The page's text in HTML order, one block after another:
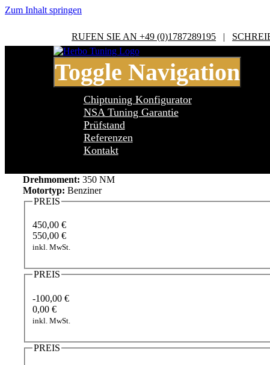
Zum Inhalt springen
RUFEN SIE AN +49 (0)1787289195 |
Toggle Navigation
Chiptuning Konfigurator
NSA Tuning Garantie
Prüfstand
Referenzen
Kontakt
BMW 5 Series G30/31 5 Series 530e
Drehmoment: 350 NM
Motortyp: Benziner
PREIS
450,00 €
550,00 €
inkl. MwSt.
PREIS
-100,00 €
0,00 €
inkl. MwSt.
PREIS